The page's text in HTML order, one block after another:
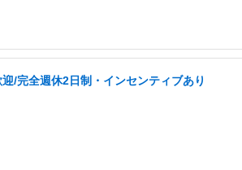
/完全週休2日制・インセンティブあり